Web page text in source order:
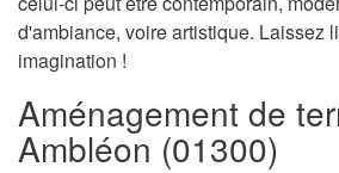
d'ambiance, voire artistique. Laissez
imagination !
Aménagement de
Ambléon (01300)